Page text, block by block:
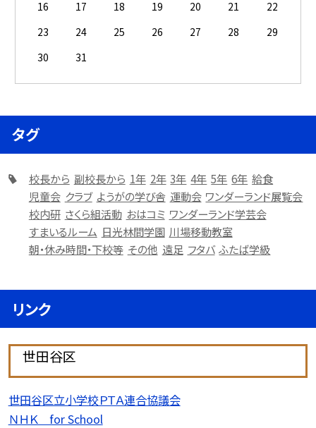
16
17 18 19 20 21
22
23
24 25 26 27 28
29
30
31
タグ
校長から 副校長から 1年 2年 3年 4年 5年 6年 給食
児童会 クラブ ようがの学び舎 運動会 ワンダーランド展覧会
校内研 さくら組活動 おはコミ ワンダーランド学芸会
すまいるルーム 日光林間学園 川場移動教室
朝・休み時間・下校等 その他 遠足 フタバ ふたば学級
リンク
世田谷区
世田谷区立小学校ＰＴＡ連合協議会
ＮＨＫ for School